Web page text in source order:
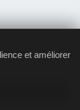
et améliorer